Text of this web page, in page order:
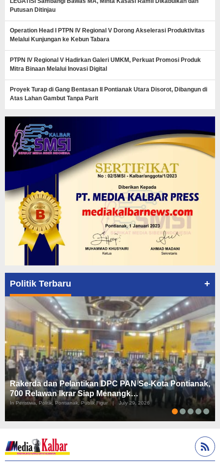
Putusan Ditinjau
Operation Head I PTPN IV Regional V Dorong Akselerasi Produktivitas
Melalui Kunjungan ke Kebun Tabara
PTPN IV Regional V Hadirkan Galeri UMKM, Perkuat Promosi Produk
Mitra Binaan Melalui Inovasi Digital
Proyek Turap di Gang Bentasan II Pontianak Utara Disorot, Dibangun di
Atas Lahan Gambut Tanpa Parit
Politik Terbaru +
Rakerda dan Pelantikan DPC PAN Se-Kota Pontianak,
700 Relawan Ikrar Siap Menangk…
In Peristiwa, Politik, Pontianak, Publik Figur | July 29, 2026